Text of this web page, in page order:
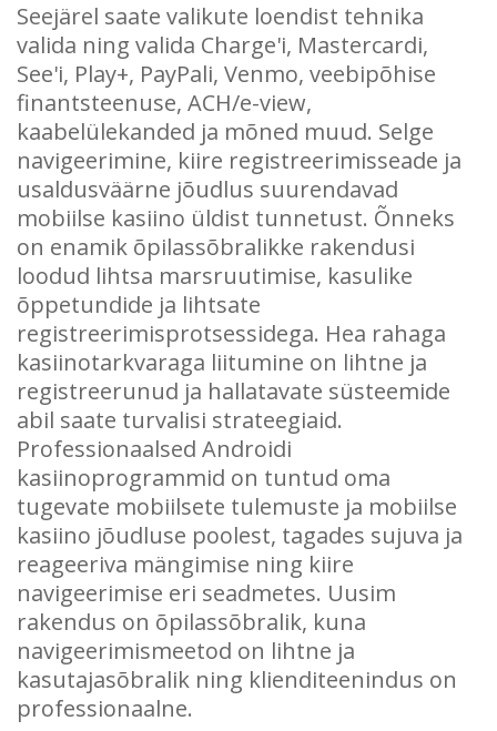
Seejärel saate valikute loendist tehnika
valida ning valida Charge'i, Mastercardi,
See'i, Play+, PayPali, Venmo, veebipõhise
finantsteenuse, ACH/e-view,
kaabelülekanded ja mõned muud. Selge
navigeerimine, kiire registreerimisseade ja
usaldusväärne jõudlus suurendavad
mobiilse kasiino üldist tunnetust. Õnneks
on enamik õpilassõbralikke rakendusi
loodud lihtsa marsruutimise, kasulike
õppetundide ja lihtsate
registreerimisprotsessidega. Hea rahaga
kasiinotarkvaraga liitumine on lihtne ja
registreerunud ja hallatavate süsteemide
abil saate turvalisi strateegiaid.
Professionaalsed Androidi
kasiinoprogrammid on tuntud oma
tugevate mobiilsete tulemuste ja mobiilse
kasiino jõudluse poolest, tagades sujuva ja
reageeriva mängimise ning kiire
navigeerimise eri seadmetes. Uusim
rakendus on õpilassõbralik, kuna
navigeerimismeetod on lihtne ja
kasutajasõbralik ning klienditeenindus on
professionaalne.